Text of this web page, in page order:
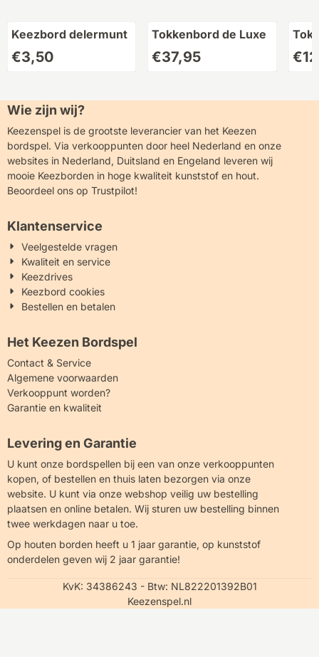
Keezbord delermunt
Prijs: 3,50
€3,50
Tokkenbord de Luxe
Prijs: 37,95
€37,95
Wie zijn wij?
Keezenspel is de grootste leverancier van het Keezen
bordspel. Via verkooppunten door heel Nederland en onze
websites in Nederland, Duitsland en Engeland leveren wij
mooie Keezborden in hoge kwaliteit kunststof en hout.
Beoordeel ons op Trustpilot!
Klantenservice
Veelgestelde vragen
Kwaliteit en service
Keezdrives
Keezbord cookies
Bestellen en betalen
Het Keezen Bordspel
Contact & Service
Algemene voorwaarden
Verkooppunt worden?
Garantie en kwaliteit
Levering en Garantie
U kunt onze bordspellen bij een van onze verkooppunten
kopen, of bestellen en thuis laten bezorgen via onze
website. U kunt via onze webshop veilig uw bestelling
plaatsen en online betalen. Wij sturen uw bestelling binnen
twee werkdagen naar u toe.
Op houten borden heeft u 1 jaar garantie, op kunststof
onderdelen geven wij 2 jaar garantie!
KvK: 34386243 - Btw: NL822201392B01
Keezenspel.nl